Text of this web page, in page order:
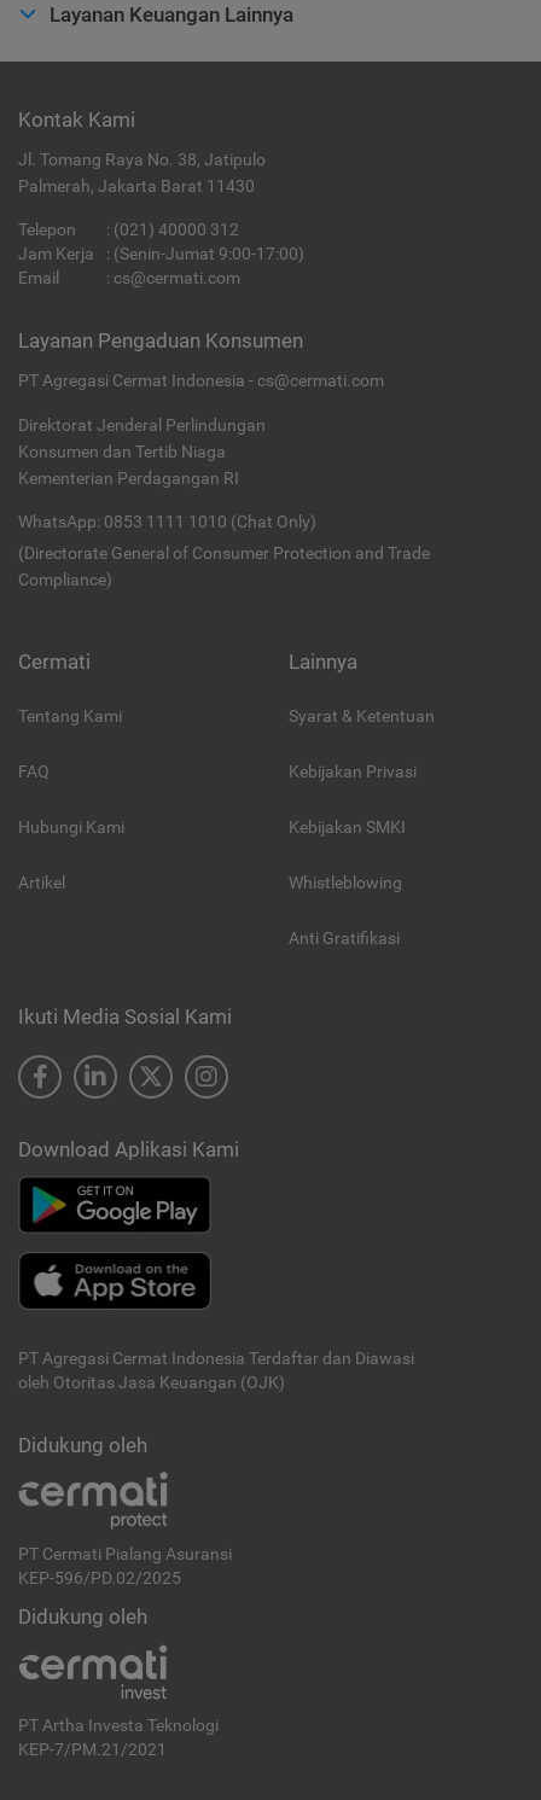
Layanan Keuangan Lainnya
Kontak Kami
Jl. Tomang Raya No. 38, Jatipulo
Palmerah, Jakarta Barat 11430
Telepon : (021) 40000 312
Jam Kerja
: (Senin-Jumat 9:00-17:00)
Email
: cs@cermati.com
Layanan Pengaduan Konsumen
PT Agregasi Cermat Indonesia - cs@cermati.com
Direktorat Jenderal Perlindungan
Konsumen dan Tertib Niaga
Kementerian Perdagangan RI
WhatsApp: 0853 1111 1010 (Chat Only)
(Directorate General of Consumer Protection and Trade
Compliance)
Cermati
Tentang Kami
FAQ
Hubungi Kami
Artikel
Lainnya
Syarat & Ketentuan
Kebijakan Privasi
Kebijakan SMKI
Whistleblowing
Anti Gratifikasi
Ikuti Media Sosial Kami
Download Aplikasi Kami
PT Agregasi Cermat Indonesia Terdaftar dan Diawasi
oleh Otoritas Jasa Keuangan (OJK)
Didukung oleh
PT Cermati Pialang Asuransi
KEP-596/PD.02/2025
Didukung oleh
PT Artha Investa Teknologi
KEP-7/PM.21/2021